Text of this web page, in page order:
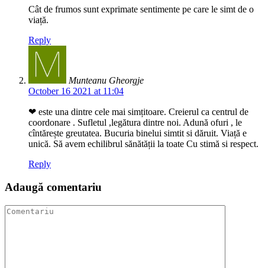
Cât de frumos sunt exprimate sentimente pe care le simt de o
viață.
Reply
Munteanu Gheorgje
October 16 2021 at 11:04
❤ este una dintre cele mai simțitoare. Creierul ca centrul de
coordonare . Sufletul ,legătura dintre noi. Adună ofuri , le
cîntărește greutatea. Bucuria binelui simtit si dăruit. Viață e
unică. Să avem echilibrul sănătății la toate Cu stimă si respect.
Reply
Adaugă comentariu